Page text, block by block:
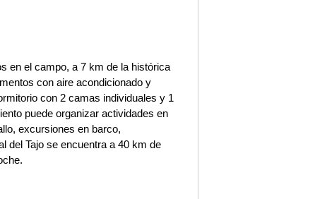
en el campo, a 7 km de la histórica
con aire acondicionado y
con 2 camas individuales y 1
puede organizar actividades en
excursiones en barco,
del Tajo se encuentra a 40 km de